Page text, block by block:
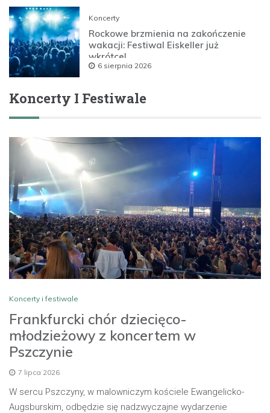
Koncerty
Rockowe brzmienia na zakończenie
wakacji: Festiwal Eiskeller już
wkrótce!
6 sierpnia 2026
Koncerty I Festiwale
Koncerty i festiwale
Frankfurcki chór dziecięco-
młodzieżowy z koncertem w
Pszczynie
7 lipca 2026
W sercu Pszczyny, w malowniczym kościele Ewangelicko-
Augsburskim, odbędzie się nadzwyczajne wydarzenie